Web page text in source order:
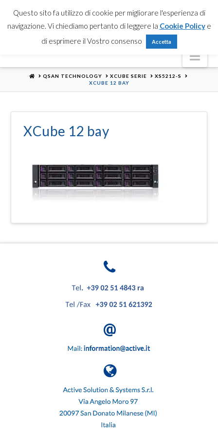
HOMEQSAN TECHNOLOGY XCUBE SERIE
XS5212-S
XCUBE 12 BAY
XCube 12 bay
Questo sito fa utilizzo di cookie per migliorare l'esperienza di
navigazione. Vi chiediamo pertanto di leggere la Cookie Policye
di esprimere il Vostro consenso
Accetta